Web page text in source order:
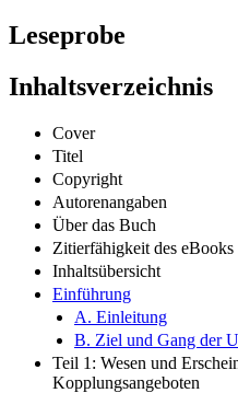
Leseprobe
Inhaltsverzeichnis
Cover
Titel
Copyright
Autorenangaben
Über das Buch
Zitierfähigkeit des eBooks
Inhaltsübersicht
Einführung
A. Einleitung
B. Ziel und Gang der
Teil 1: Wesen und
Kopplungsangeboten